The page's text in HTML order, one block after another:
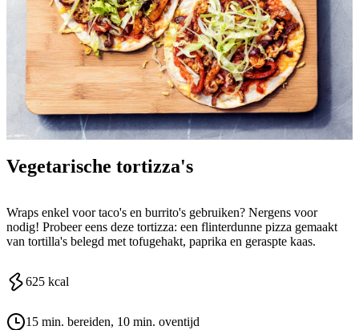
Vegetarische tortizza's
Wraps enkel voor taco's en burrito's gebruiken? Nergens voor
nodig! Probeer eens deze tortizza: een flinterdunne pizza gemaakt
van tortilla's belegd met tofugehakt, paprika en geraspte kaas.
625 kcal
15 min. bereiden, 10 min. oventijd